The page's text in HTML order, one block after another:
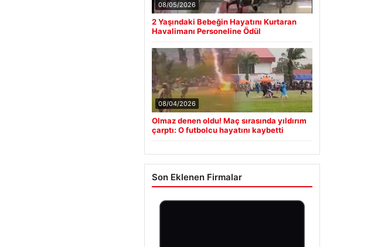
08/05/2026
2 Yaşındaki Bebeğin Hayatını Kurtaran
Havalimanı Personeline Ödül
08/04/2026
Olmaz denen oldu! Maç sırasında yıldırım
çarptı: O futbolcu hayatını kaybetti
Son Eklenen Firmalar